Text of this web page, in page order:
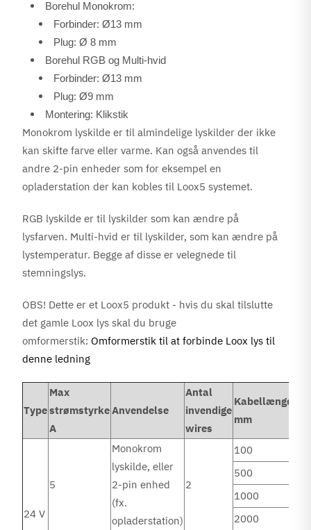
Borehul Monokrom:
Forbinder: Ø13 mm
Plug: Ø 8 mm
Borehul RGBog Multi-hvid
Forbinder: Ø13 mm
Plug: Ø9 mm
Montering: Klikstik
Monokrom lyskilde er til almindelige lyskilder der ikke
kan skifte farve eller varme. Kan også anvendes til
andre 2-pin enheder som for eksempel en
opladerstation der kan kobles til Loox5 systemet.
RGB lyskilde er til lyskilder som kan ændre på
lysfarven. Multi-hvid er til lyskilder, som kan ændre på
lystemperatur. Begge af disse er velegnede til
stemningslys.
OBS! Dette er et Loox5 produkt - hvis du skal tilslutte
det gamle Loox lys skal du bruge
omformerstik:Omformerstik til at forbinde Loox lys til
denne ledning
Type
Max
strømstyrke
A
Anvendelse
Antal
invendige
wires
Kabellængde
mm
24 V
5
Monokrom
lyskilde, eller
2-pin enhed
(fx.
opladerstation)
2
100
500
1000
2000